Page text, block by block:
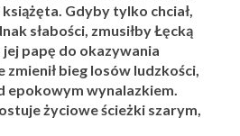
Gdyby tylko chciał,
słabości, zmusiłby Łęcką
jej papę do okazywania
zmienił bieg losów ludzkości,
epokowym wynalazkiem.
życiowe ścieżki szarym,